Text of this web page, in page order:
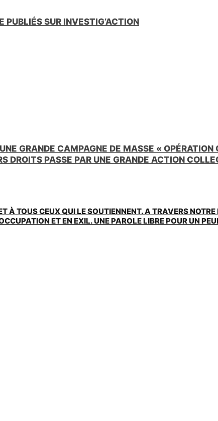
PUBLIÉS SUR INVESTIG’ACTION
GRANDE CAMPAGNE DE MASSE «
DROITS PASSE PAR UNE GRANDE ACTION
À TOUS CEUX QUI LE SOUTIENNENT. A TRAVERS NOTRE
ET EN EXIL. UNE PAROLE LIBRE POUR UN